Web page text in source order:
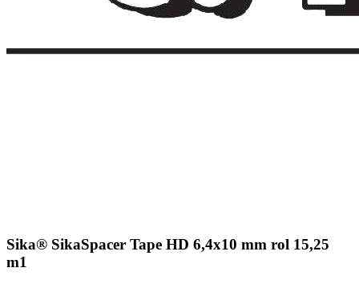
Sika® SikaSpacer Tape HD 6,4x10 mm rol 15,25
m1